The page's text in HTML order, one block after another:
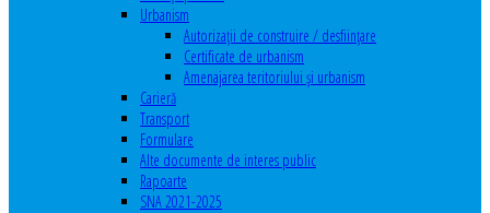
Urbanism
Autorizații de construire / desființare
Certificate de urbanism
Amenajarea teritoriului şi urbanism
Carieră
Transport
Formulare
Alte documente de interes public
Rapoarte
SNA 2021-2025